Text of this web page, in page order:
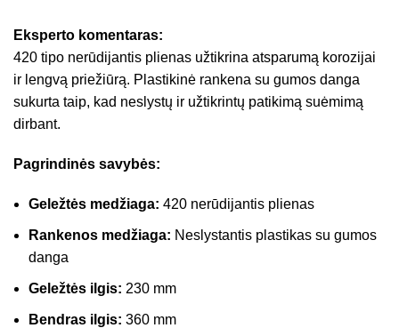
Eksperto komentaras:
420 tipo nerūdijantis plienas užtikrina atsparumą korozijai
ir lengvą priežiūrą. Plastikinė rankena su gumos danga
sukurta taip, kad neslystų ir užtikrintų patikimą suėmimą
dirbant.
Pagrindinės savybės:
Geležtės medžiaga: 420 nerūdijantis plienas
Rankenos medžiaga: Neslystantis plastikas su gumos
danga
Geležtės ilgis: 230 mm
Bendras ilgis: 360 mm